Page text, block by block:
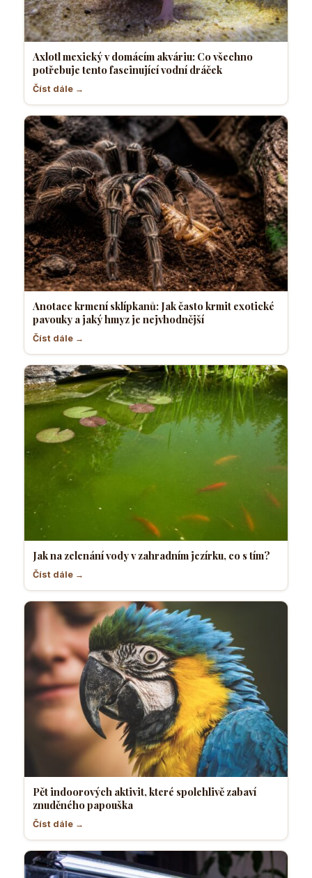
Axlotl mexický v domácím akváriu: Co všechno
potřebuje tento fascinující vodní dráček
Číst dále →
Anotace krmení sklípkanů: Jak často krmit exotické
pavouky a jaký hmyz je nejvhodnější
Číst dále →
Jak na zelenání vody v zahradním jezírku, co s tím?
Číst dále →
Pět indoorových aktivit, které spolehlivě zabaví
znuděného papouška
Číst dále →